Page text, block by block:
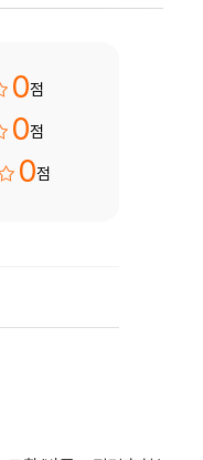
0점
0점
0점